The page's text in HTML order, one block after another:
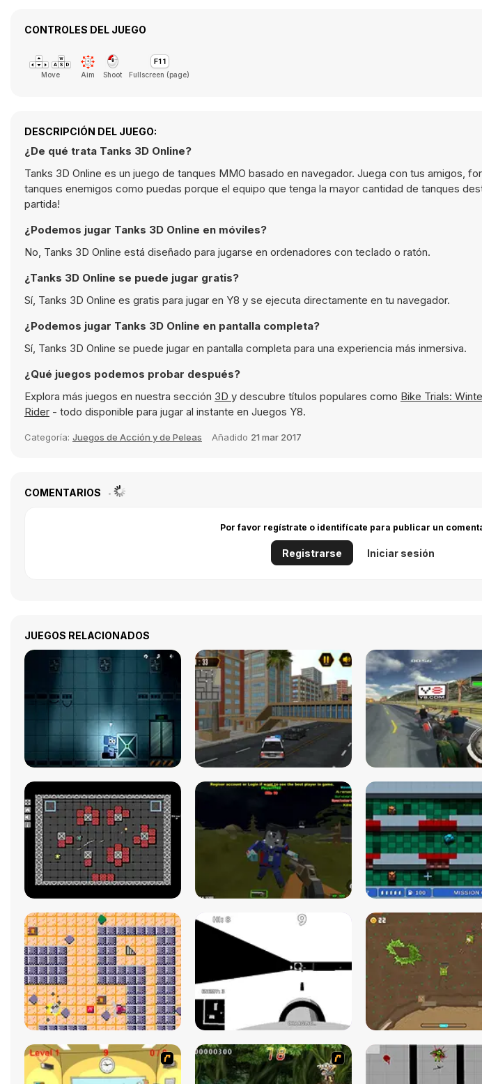
CONTROLES DEL JUEGO
Move Aim Shoot Fullscreen (page)
DESCRIPCIÓN DEL JUEGO:
¿De qué trata Tanks 3D Online?
Tanks 3D Online es un juego de tanques MMO basado en navegador. Juega con tus amigos,
tanques enemigos como puedas porque el equipo que tenga la mayor cantidad de tanques
partida!
¿Podemos jugar Tanks 3D Online en móviles?
No, Tanks 3D Online está diseñado para jugarse en ordenadores con teclado o ratón.
¿Tanks 3D Online se puede jugar gratis?
Sí, Tanks 3D Online es gratis para jugar en Y8 y se ejecuta directamente en tu navegador.
¿Podemos jugar Tanks 3D Online en pantalla completa?
Sí, Tanks 3D Online se puede jugar en pantalla completa para una experiencia más inmersiva.
¿Qué juegos podemos probar después?
Explora más juegos en nuestra sección 3D y descubre títulos populares como Bike Trials:
Rider - todo disponible para jugar al instante en Juegos Y8.
Categoría: Juegos de Acción y de Peleas Añadido 21 mar 2017
COMENTARIOS
Por favor regístrate o identifícate para publicar un
Registrarse Iniciar sesión
JUEGOS RELACIONADOS